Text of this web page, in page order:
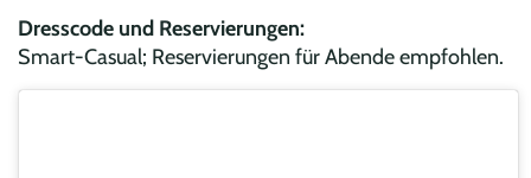
Dresscode und Reservierungen:
Smart-Casual; Reservierungen für Abende empfohlen.